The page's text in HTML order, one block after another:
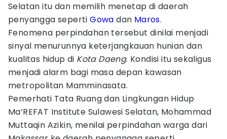
Selatan itu dan memilih menetap di daerah
penyangga sepertiGowa dan Maros.
Fenomena perpindahan tersebut dinilai menjadi
sinyal menurunnya keterjangkauan hunian dan
kualitas hidup di Kota Daeng. Kondisi itu sekaligus
menjadi alarm bagi masa depan kawasan
metropolitan Mamminasata.
Pemerhati Tata Ruang dan Lingkungan Hidup
Ma’REFAT Institute Sulawesi Selatan, Mohammad
Muttaqin Azikin, menilai perpindahan warga dari